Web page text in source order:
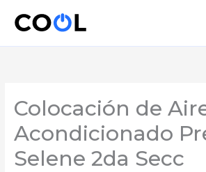
Colocación de
Acondicionado
Selene 2da Secc